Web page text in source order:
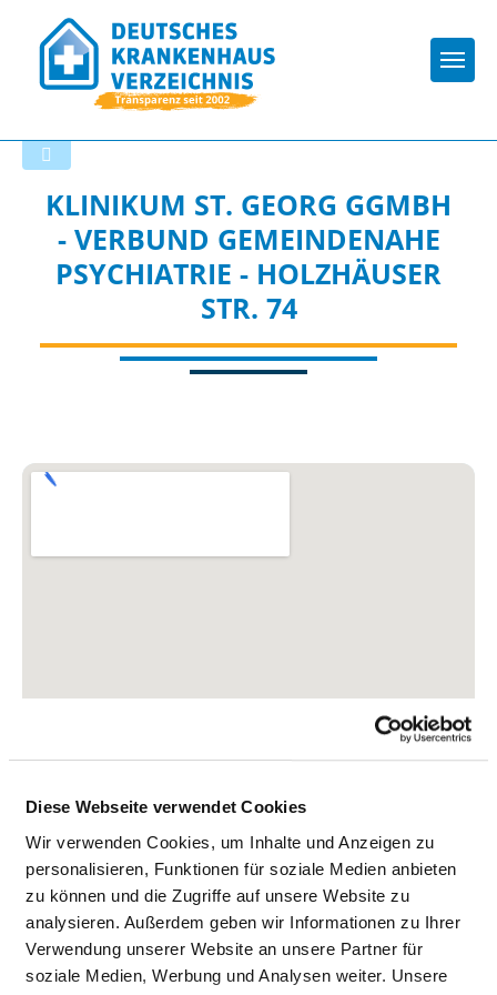
Diese Webseite verwendet Cookies
Wir verwenden Cookies, um Inhalte und Anzeigen zu
personalisieren, Funktionen für soziale Medien anbieten
zu können und die Zugriffe auf unsere Website zu
analysieren. Außerdem geben wir Informationen zu Ihrer
Verwendung unserer Website an unsere Partner für
soziale Medien, Werbung und Analysen weiter. Unsere
KLINIKUM ST. GEORG GGMBH
- VERBUND GEMEINDENAHE
PSYCHIATRIE - HOLZHÄUSER
STR. 74
Holzhäuser Str. 74
04299 Leipzig
Tel.: 0341-8692060